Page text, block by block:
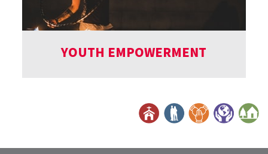
YOUTH EMPOWERMENT